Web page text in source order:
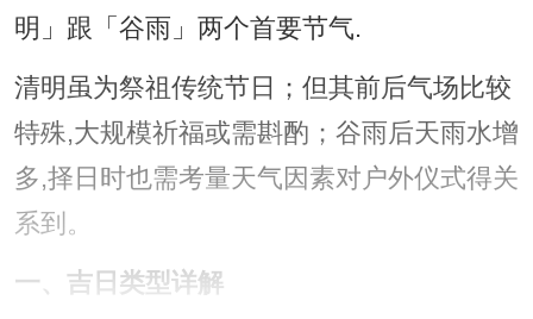
明」跟「谷雨」两个首要节气.
清明虽为祭祖传统节日；但其前后气场比较
特殊,大规模祈福或需斟酌；谷雨后天雨水增
多,择日时也需考量天气因素对户外仪式得关
系到。
一、吉日类型详解